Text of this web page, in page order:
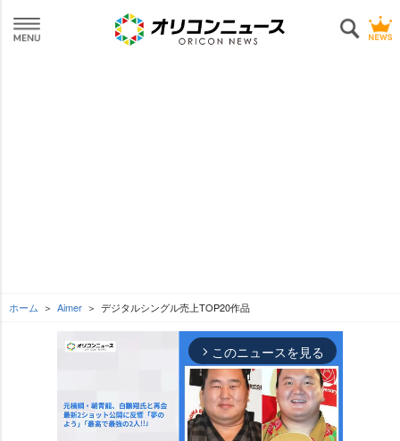
ホーム Aimer デジタルシングル売上TOP20作品
arrow_forward_ios このニュースを見る